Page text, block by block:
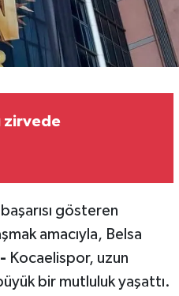
zirvede
gösteren
amacıyla, Belsa
Kocaelispor, uzun
bir mutluluk yaşattı.